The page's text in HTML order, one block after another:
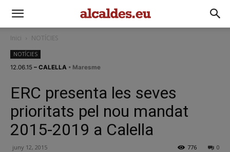
Inici NOTÍCIES
NOTÍCIES
12.06.15 – CALELLA • Maresme
ERC presenta les seves
prioritats pel nou mandat
2015-2019 a Calella
juny 12, 2015 0
776